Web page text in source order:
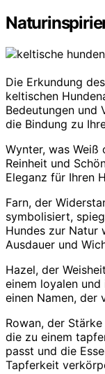
Die Erkundung
keltischen
Bedeutungen und
die Bindung zu
Wynter, was
Reinheit und
Eleganz für Ihren
Farn, der
symbolisiert,
Hundes zur Natur
Ausdauer und
Hazel, der
einem loyalen
einen Namen, der
Rowan, der
die zu einem
passt und die
Tapferkeit